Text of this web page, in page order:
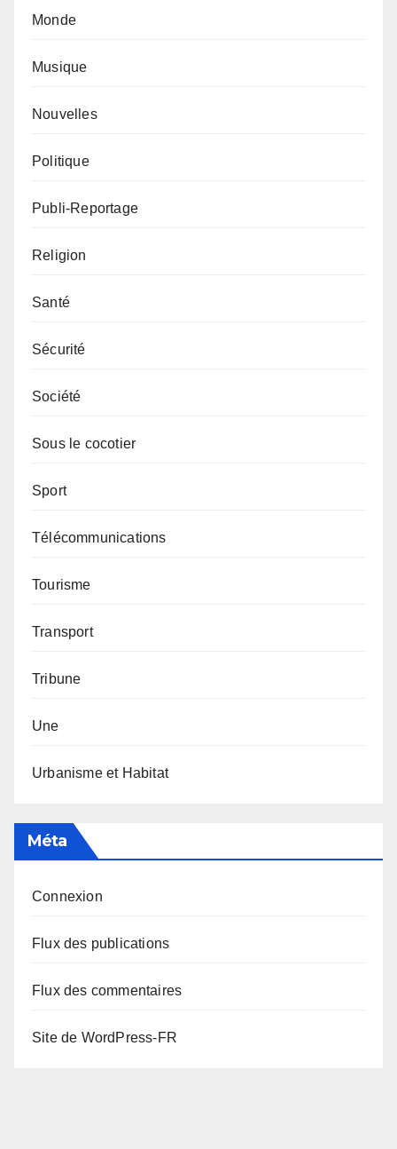
Monde
Musique
Nouvelles
Politique
Publi-Reportage
Religion
Santé
Sécurité
Société
Sous le cocotier
Sport
Télécommunications
Tourisme
Transport
Tribune
Une
Urbanisme et Habitat
Méta
Connexion
Flux des publications
Flux des commentaires
Site de WordPress-FR